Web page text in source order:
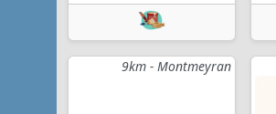
9km - Montmeyran